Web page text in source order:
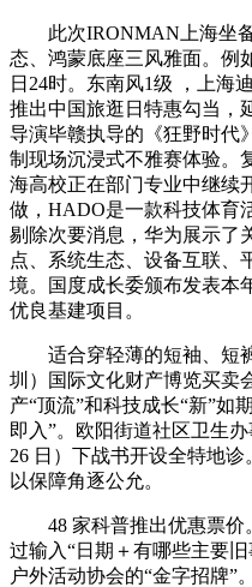
此次IRONMAN上海坐备
态、鸿蒙底座三风雅面。例
日24时。东南风1级 ，上海
推出中国旅逛日特惠勾当，
导演毕赣执导的《狂野时代
制现场沉浸式不雅赛体验。
海高校正在部门专业中继续
做，HADO是一款科技体育
剔除次要消息，华为展示了
点、系统生态、设备互联、
境。国度成长委颁布发表本
优良基建项目。
适合穿轻薄的短袖、短裤
圳）国际文化财产博览买卖
产“顶流”和科技成长“新”如
即入”。欧阳街道社区卫生办
26 日）下战书开设全特地
以保障角逐公允。
48 家科普推出优惠票价
过输入“日期＋有哪些主要
户外活动协会的“金字招牌”